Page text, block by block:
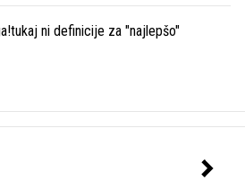
ni definicije za "najlepšo"